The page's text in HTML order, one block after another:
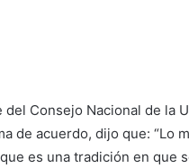
Consejo Nacional de la
de acuerdo, dijo que: “Lo
es una tradición en que